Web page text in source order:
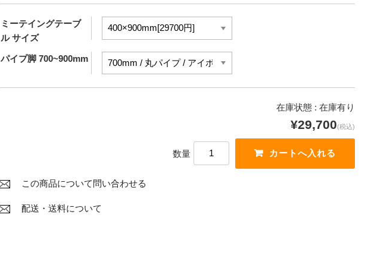
ミーテイングテーブ
ル サイズ
パイプ脚 700~900mm
在庫状態 : 在庫有り
¥29,700(税込)
数量
この商品について問い合わせる
配送・送料について